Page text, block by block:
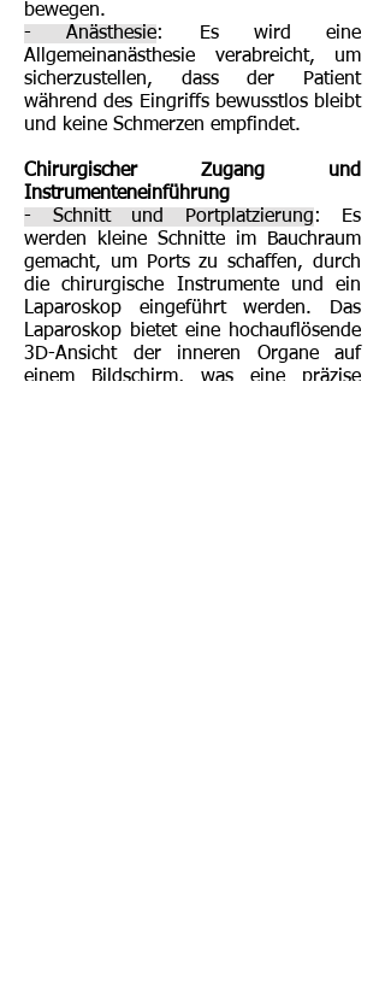
bewegen.
- Anästhesie: Es wird eine
Allgemeinanästhesie verabreicht, um
sicherzustellen, dass der Patient
während des Eingriffs bewusstlos bleibt
und keine Schmerzen empfindet.
Chirurgischer Zugang und
Instrumenteneinführung
- Schnitt und Portplatzierung: Es
werden kleine Schnitte im Bauchraum
gemacht, um Ports zu schaffen, durch
die chirurgische Instrumente und ein
Laparoskop eingeführt werden. Das
Laparoskop bietet eine hochauflösende
3D-Ansicht der inneren Organe auf
einem Bildschirm, was eine präzise